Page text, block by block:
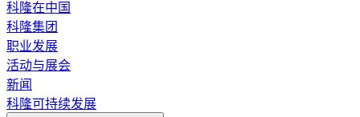
科隆在中国
科隆集团
职业发展
活动与展会
新闻
科隆可持续发展